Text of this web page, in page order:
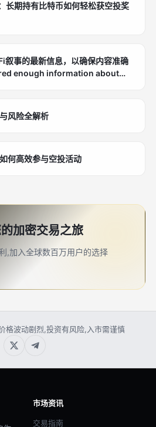
长期持有比特币如何轻松获空投奖
叙事的最新信息，以确保内容准确
enough information about
风险全解析
何高效参与空投活动
加密交易之旅
,加入全球数百万用户的选择
格波动剧烈,投资有风险,入市需谨慎
市场资讯
交易指南